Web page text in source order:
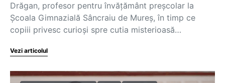
Drăgan, profesor pentru învățământ preșcolar la
Școala Gimnazială Sâncraiu de Mureș, în timp ce
copiii privesc curioși spre cutia misterioasă…
Vezi articolul